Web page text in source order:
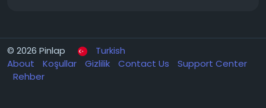
© 2026 Pinlap
Turkish
About
Koşullar Gizlilik Contact Us
Support Center
Rehber